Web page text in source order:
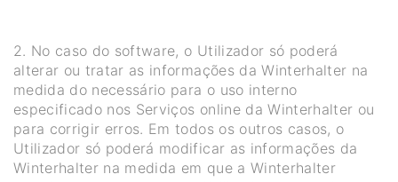
2. No caso do software, o Utilizador só poderá
alterar ou tratar as informações da Winterhalter na
medida do necessário para o uso interno
especificado nos Serviços online da Winterhalter ou
para corrigir erros. Em todos os outros casos, o
Utilizador só poderá modificar as informações da
Winterhalter na medida em que a Winterhalter